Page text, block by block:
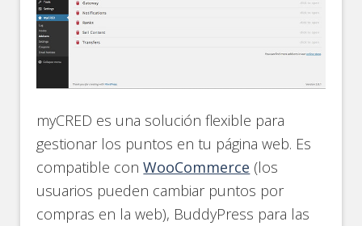
myCRED es una solución flexible para
gestionar los puntos en tu página web. Es
compatible conWooCommerce (los
usuarios pueden cambiar puntos por
compras en la web), BuddyPress para las